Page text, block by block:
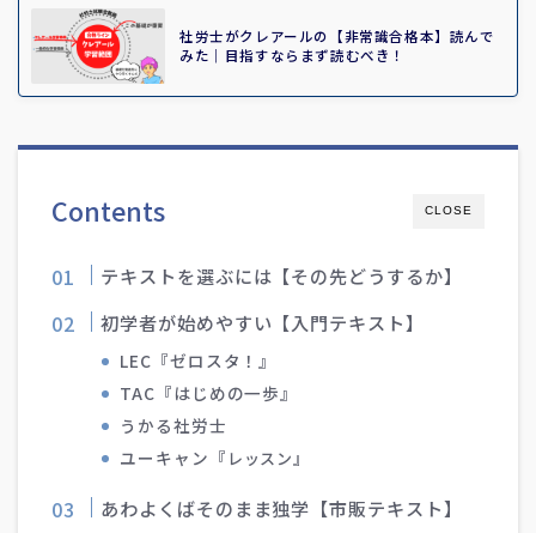
社労士がクレアールの【非常識合格本】読んで
みた｜目指すならまず読むべき！
CLOSE
Contents
テキストを選ぶには【その先どうするか】
初学者が始めやすい【入門テキスト】
LEC『ゼロスタ！』
TAC『はじめの一歩』
うかる社労士
ユーキャン『 レッスン』
あわよくばそのまま独学【市販テキスト】